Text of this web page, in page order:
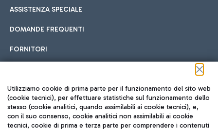
ASSISTENZA SPECIALE
DOMANDE FREQUENTI
FORNITORI
Seguici sui social
Utilizziamo cookie di prima parte per il funzionamento del sito web
(cookie tecnici), per effettuare statistiche sul funzionamento dello
stesso (cookie analitici, quando assimilabili ai cookie tecnici), e,
con il suo consenso, cookie analitici non assimilabili ai cookie
tecnici, cookie di prima e terza parte per comprendere i contenuti